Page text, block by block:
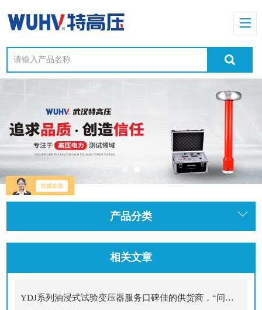
产品分类
相关文章
YDJ系列油浸式试验变压器服务口碑佳的供货商，“问题当天就闭环”！